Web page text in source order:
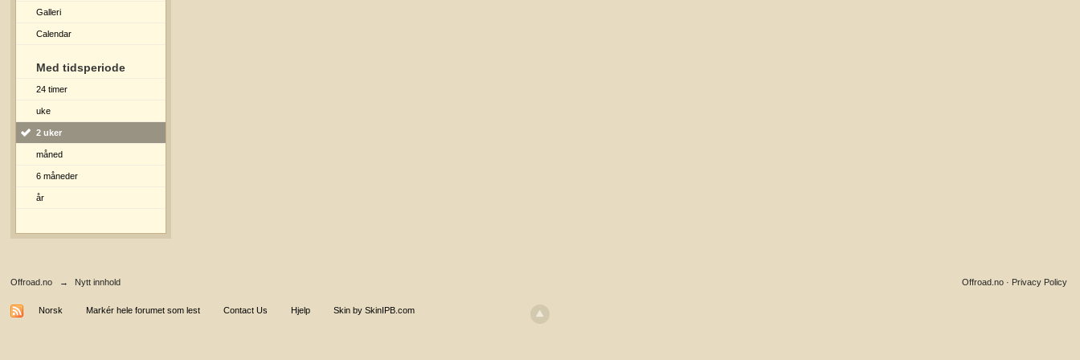
Galleri
Calendar
Med tidsperiode
24 timer
uke
2 uker
måned
6 måneder
år
Offroad.no → Nytt innhold Privacy Policy
Offroad.no ·
Norsk Markér hele forumet som lest Contact Us Hjelp Skin by SkinIPB.com